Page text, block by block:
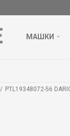
МАШКИ
PTL19348072-56